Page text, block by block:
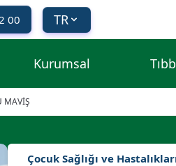
00 TR
Kurumsal
MAVİŞ
Çocuk Sağlığı ve